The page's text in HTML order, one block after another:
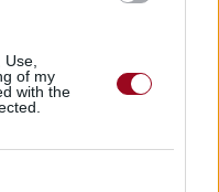
of my
with the